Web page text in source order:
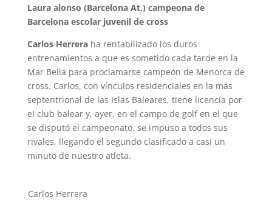
Laura alonso (Barcelona At.) campeona de
Barcelona escolar juvenil de cross
Carlos Herreraha rentabilizado los duros
entrenamientos a que es sometido cada tarde en la
Mar Bella para proclamarse campeón de Menorca de
cross. Carlos, con vínculos residenciales en la más
septentrional de las Islas Baleares, tiene licencia por
el club balear y, ayer, en el campo de golf en el que
se disputó el campeonato, se impuso a todos sus
rivales, llegando el segundo clasificado a casi un
minuto de nuestro atleta.
Carlos Herrera